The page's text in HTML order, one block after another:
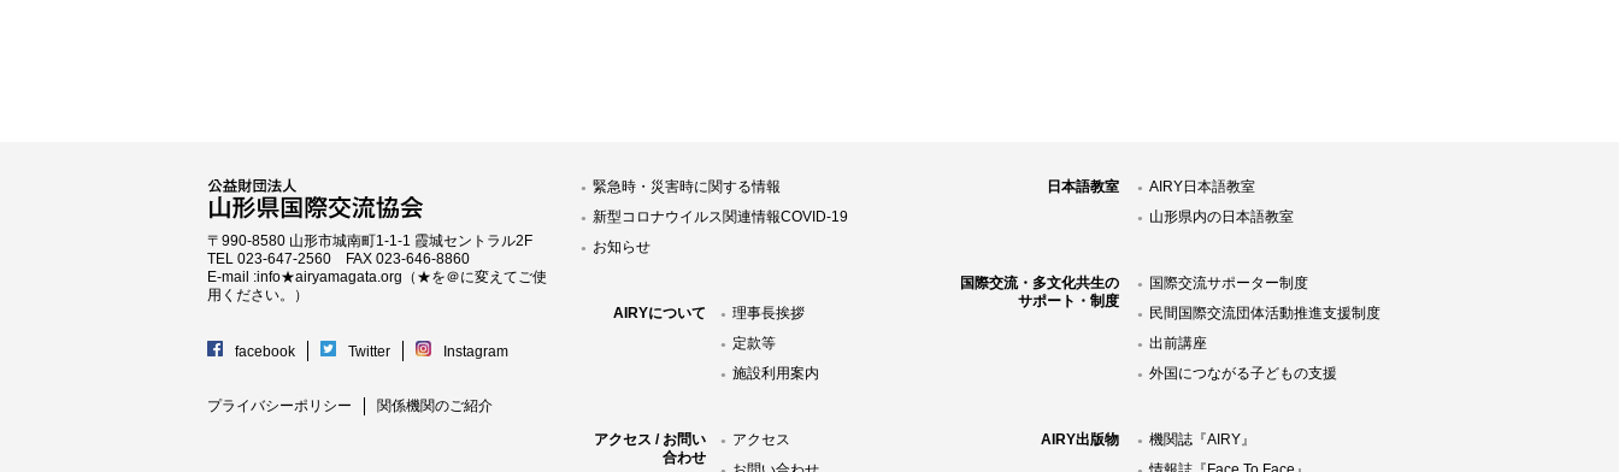
〒990-8580 山形市城南町1-1-1 霞城セントラル2F
TEL 023-647-2560 FAX 023-646-8860
E-mail :info★airyamagata.org（★を＠に変えてご使
用ください。）
facebook Twitter Instagram
プライバシーポリシー 関係機関のご紹介
緊急時・災害時に関する情報
新型コロナウイルス関連情報COVID-19
お知らせ
AIRYについて
理事長挨拶
定款等
施設利用案内
アクセス / お問い
合わせ
アクセス
日本語教室
AIRY日本語教室
山形県内の日本語教室
国際交流・多文化共生の
サポート・制度
国際交流サポーター制度
民間国際交流団体活動推進支援制度
出前講座
外国につながる子どもの支援
AIRY出版物
機関誌『AIRY』